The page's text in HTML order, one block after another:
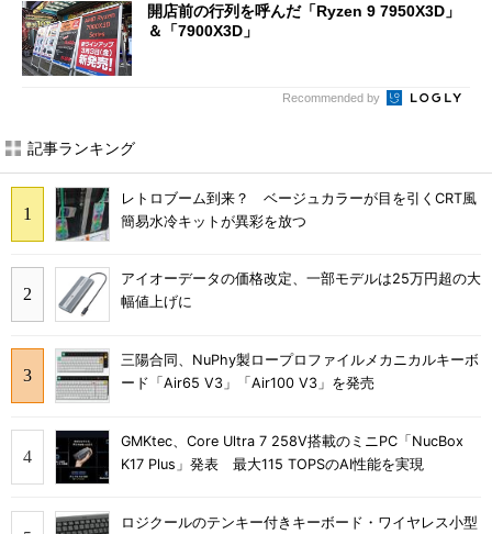
開店前の行列を呼んだ「Ryzen 9 7950X3D」
＆「7900X3D」
Recommended by
記事ランキング
レトロブーム到来？ ベージュカラーが目を引くCRT風
簡易水冷キットが異彩を放つ
アイオーデータの価格改定、一部モデルは25万円超の大
幅値上げに
三陽合同、NuPhy製ロープロファイルメカニカルキーボ
ード「Air65 V3」「Air100 V3」を発売
GMKtec、Core Ultra 7 258V搭載のミニPC「NucBox
K17 Plus」発表 最大115 TOPSのAI性能を実現
ロジクールのテンキー付きキーボード・ワイヤレス小型